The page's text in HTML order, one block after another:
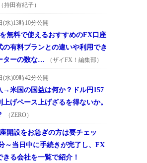
（持田有紀子）
(水)13時10分公開
無料で使えるおすすめのFX口座
の有料プランとの違いや利用でき
ターの数な…
（ザイFX！編集部）
(水)09時42分公開
→米国の国益は何か？ドル円157
上げペース上げざるを得ないか。
（ZERO）
開設をお急ぎの方は要チェッ
～当日中に手続きが完了し、FX
きる会社を一覧で紹介！